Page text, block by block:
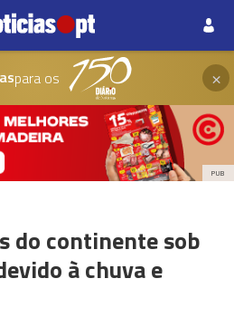
para os ×
PUB
do continente sob
à chuva e